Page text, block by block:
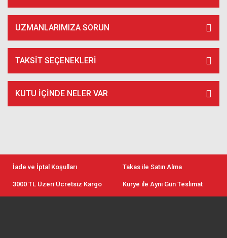
UZMANLARIMIZA SORUN
TAKSIT SEÇENEKLERI
KUTU İÇİNDE NELER VAR
İade ve İptal Koşulları Takas ile Satın Alma
3000 TL Üzeri Ücretsiz Kargo Kurye ile Aynı Gün Teslimat